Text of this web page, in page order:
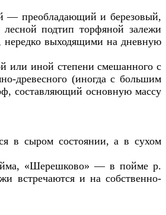
— преобладающий и березовый,
подтип торфяной залежи
нередко выходящими на дневную
или иной степени смешанного с
древесного (иногда с большим
составляющий основную массу
в сыром состоянии, а в сухом
«Шерешково» — в пойме р.
встречаются и на собственно-